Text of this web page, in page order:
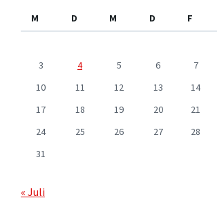
M
D M D F
3
4 5 6 7
10
11 12 13 14
17
18 19 20 21
24
25 26 27 28
31
« Juli